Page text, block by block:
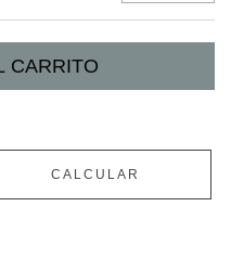
CALCULAR